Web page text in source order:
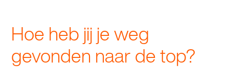
Hoe heb jij je weg
gevonden naar de top?